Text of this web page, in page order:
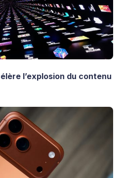
l’explosion du contenu